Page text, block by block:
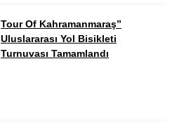
Tour Of Kahramanmaraş”
Uluslararası Yol Bisikleti
Turnuvası Tamamlandı